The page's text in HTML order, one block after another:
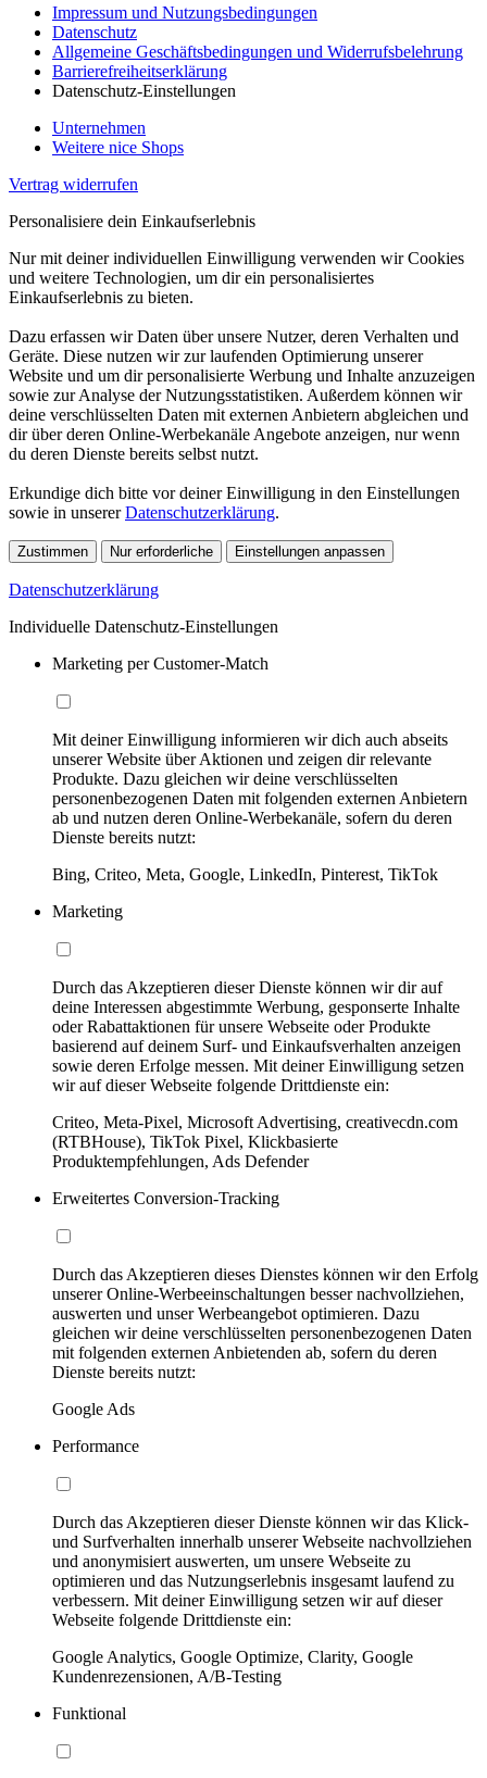
Impressum und Nutzungsbedingungen
Datenschutz
Allgemeine Geschäftsbedingungen und Widerrufsbelehrung
Barrierefreiheitserklärung
Datenschutz-Einstellungen
Unternehmen
Weitere nice Shops
Vertrag widerrufen
Personalisiere dein Einkaufserlebnis
Nur mit deiner individuellen Einwilligung verwenden wir Cookies
und weitere Technologien, um dir ein personalisiertes
Einkaufserlebnis zu bieten.
Dazu erfassen wir Daten über unsere Nutzer, deren Verhalten und
Geräte. Diese nutzen wir zur laufenden Optimierung unserer
Website und um dir personalisierte Werbung und Inhalte anzuzeigen
sowie zur Analyse der Nutzungsstatistiken. Außerdem können wir
deine verschlüsselten Daten mit externen Anbietern abgleichen und
dir über deren Online-Werbekanäle Angebote anzeigen, nur wenn
du deren Dienste bereits selbst nutzt.
Erkundige dich bitte vor deiner Einwilligung in den Einstellungen
sowie in unsererDatenschutzerklärung.
Zustimmen Nur erforderliche Einstellungen anpassen
Datenschutzerklärung
Individuelle Datenschutz-Einstellungen
Marketing per Customer-Match
Mit deiner Einwilligung informieren wir dich auch abseits
unserer Website über Aktionen und zeigen dir relevante
Produkte. Dazu gleichen wir deine verschlüsselten
personenbezogenen Daten mit folgenden externen Anbietern
ab und nutzen deren Online-Werbekanäle, sofern du deren
Dienste bereits nutzt:
Bing, Criteo, Meta, Google, LinkedIn, Pinterest, TikTok
Marketing
Durch das Akzeptieren dieser Dienste können wir dir auf
deine Interessen abgestimmte Werbung, gesponserte Inhalte
oder Rabattaktionen für unsere Webseite oder Produkte
basierend auf deinem Surf- und Einkaufsverhalten anzeigen
sowie deren Erfolge messen. Mit deiner Einwilligung setzen
wir auf dieser Webseite folgende Drittdienste ein:
Criteo, Meta-Pixel, Microsoft Advertising, creativecdn.com
(RTBHouse), TikTok Pixel, Klickbasierte
Produktempfehlungen, Ads Defender
Erweitertes Conversion-Tracking
Durch das Akzeptieren dieses Dienstes können wir den Erfolg
unserer Online-Werbeeinschaltungen besser nachvollziehen,
auswerten und unser Werbeangebot optimieren. Dazu
gleichen wir deine verschlüsselten personenbezogenen Daten
mit folgenden externen Anbietenden ab, sofern du deren
Dienste bereits nutzt:
Google Ads
Performance
Durch das Akzeptieren dieser Dienste können wir das Klick-
und Surfverhalten innerhalb unserer Webseite nachvollziehen
und anonymisiert auswerten, um unsere Webseite zu
optimieren und das Nutzungserlebnis insgesamt laufend zu
verbessern. Mit deiner Einwilligung setzen wir auf dieser
Webseite folgende Drittdienste ein:
Google Analytics, Google Optimize, Clarity, Google
Kundenrezensionen, A/B-Testing
Funktional